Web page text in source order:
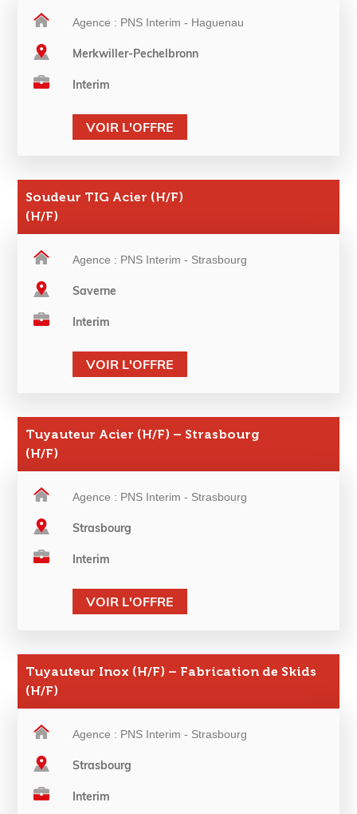
Agence : PNS Interim - Haguenau
Merkwiller-Pechelbronn
Interim
VOIR L'OFFRE
Soudeur TIG Acier (H/F)
(H/F)
Agence : PNS Interim - Strasbourg
Saverne
Interim
VOIR L'OFFRE
Tuyauteur Acier (H/F) – Strasbourg
(H/F)
Agence : PNS Interim - Strasbourg
Strasbourg
Interim
VOIR L'OFFRE
Tuyauteur Inox (H/F) – Fabrication de Skids
(H/F)
Agence : PNS Interim - Strasbourg
Strasbourg
Interim